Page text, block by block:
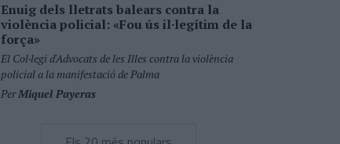
Enuig dels lletrats balears contra la
violència policial: «Fou ús il·legítim de la
força»
El Col·legi d'Advocats de les Illes contra la violència
policial a la manifestació de Palma
PerMiquel Payeras